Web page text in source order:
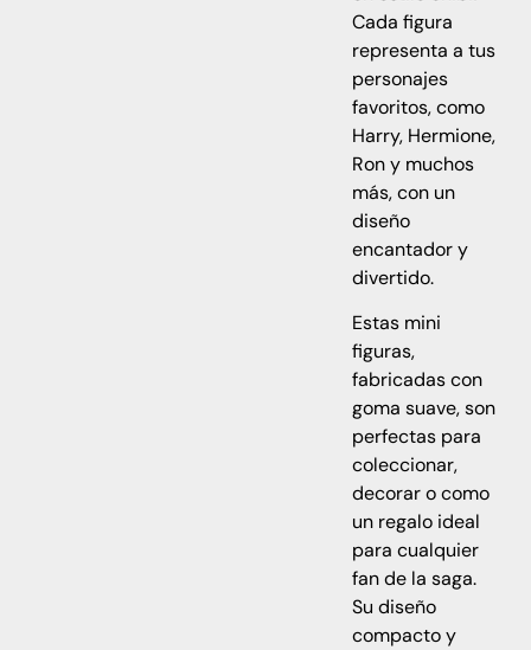
Cada figura
representa a tus
personajes
favoritos, como
Harry, Hermione,
Ron y muchos
más, con un
diseño
encantador y
divertido.
Estas mini
figuras,
fabricadas con
goma suave, son
perfectas para
coleccionar,
decorar o como
un regalo ideal
para cualquier
fan de la saga.
Su diseño
compacto y